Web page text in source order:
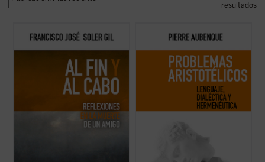
resultados
En este breve ensayo sobre la muerte,
escrito a partir del fallecimiento de un
pausada meditación en torno a lo que
sabemos de ella, además de estudiar ...
El apasionante recorrido en el que nos
embarca Aubenque supone una búsqueda
sucesivamente emprendidas y
descartadas en nuestra tradición, permiten
reconocer —tal vez hoy mejor que en otro